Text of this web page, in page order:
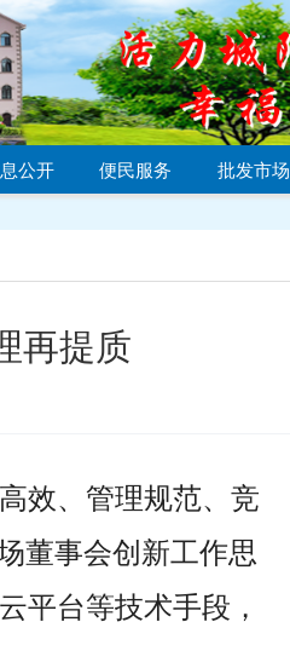
公开 便民服务 批发市场
再提质
效、管理规范、竞
董事会创新工作思
平台等技术手段 ，